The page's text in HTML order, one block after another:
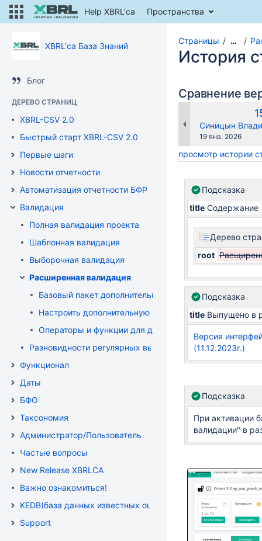
Help XBRL'ca Пространства
XBRL'ca База Знаний
Блог
ДЕРЕВО СТРАНИЦ
XBRL-CSV 2.0
Быстрый старт XBRL-CSV 2.0
Первые шаги
Новости отчетности
Автоматизация отчетности БФР
Валидация
Полная валидация проекта
Шаблонная валидация
Выборочная валидация
Расширенная валидация
Базовый пакет дополнительной валидации
Настроить дополнительную валдиацию
Операторы и функции для дополнительной валидации
Разновидности регулярных выражений
Функционал
Даты
БФО
Таксономия
Администратор/Пользователь
Частые вопросы
New Release XBRLCA
Важно ознакомиться!
KEDB(база данных известных ошибок )
Support
Страницы …
История
Сравнение
Синицын
Сохранено
19 янв. 2026
просмотр истории
Подсказка
title Содержание
Дерево
root
Подсказка
title Выпущено в
Версия
(11.12.2023г.)
Подсказка
При активации
валидации" в